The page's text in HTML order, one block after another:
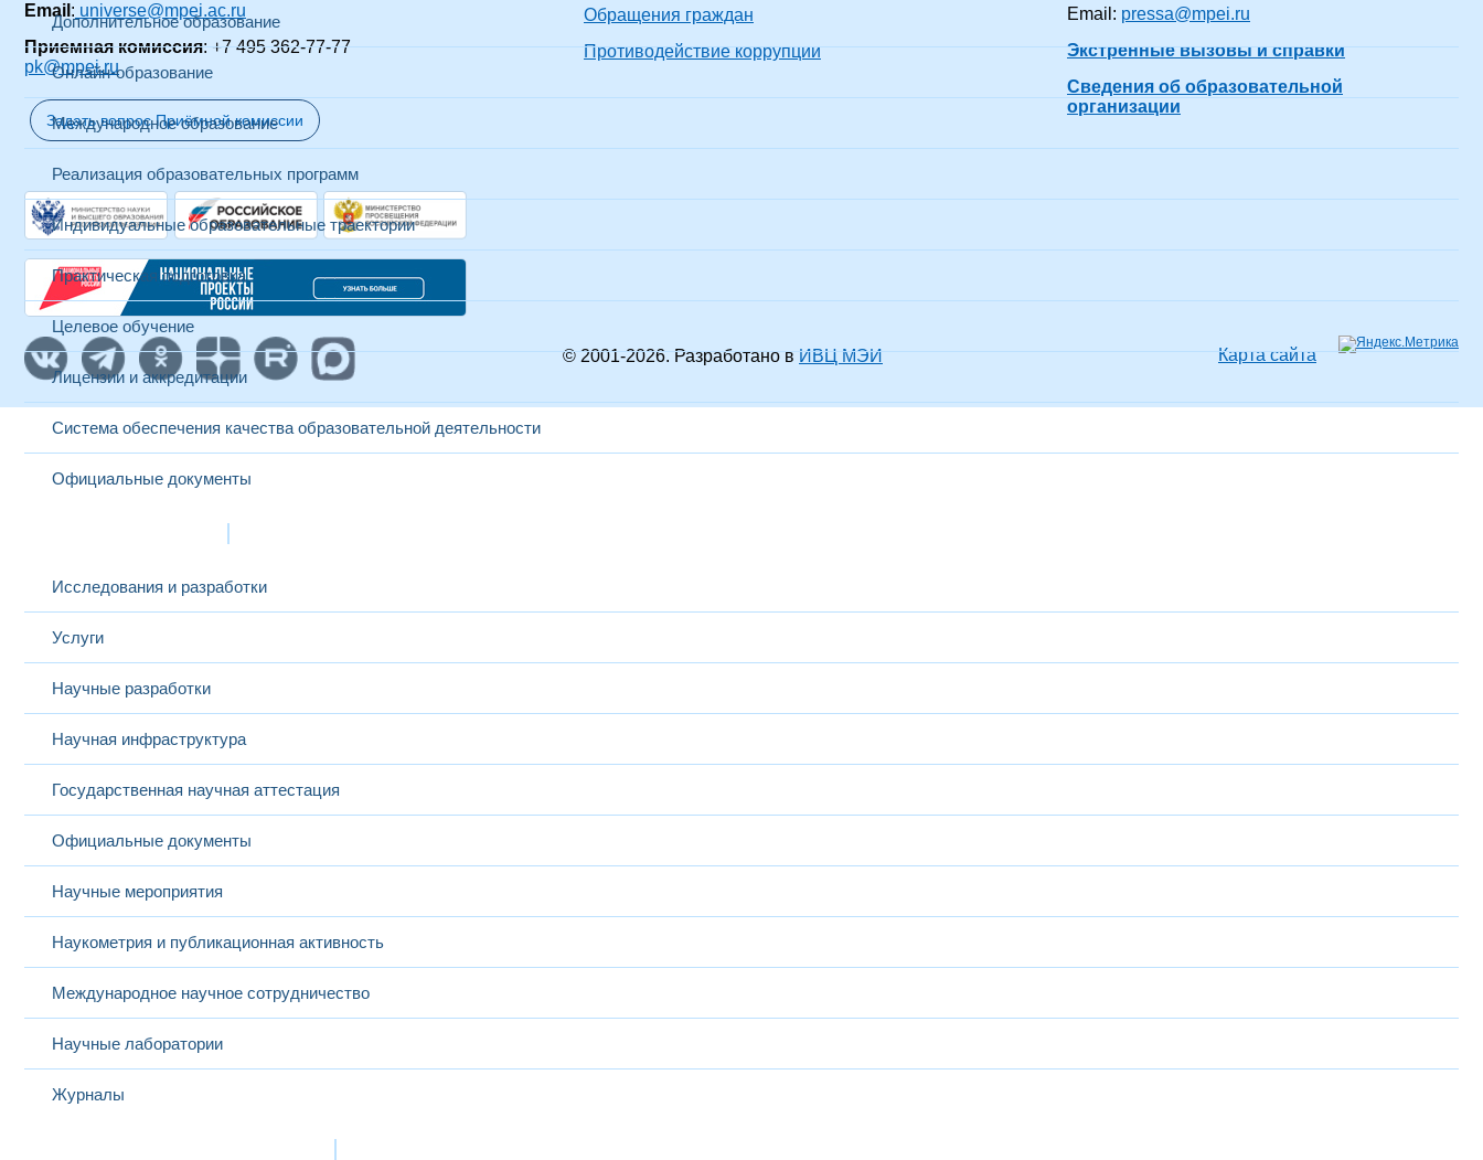
Дополнительное образование
Онлайн-образование
Международное образование
Реализация образовательных программ
Индивидуальные образовательные траектории
Практическая подготовка
Целевое обучение
Лицензии и аккредитации
Система обеспечения качества образовательной деятельности
Официальные документы
Исследования и разработки
Услуги
Научные разработки
Научная инфраструктура
Государственная научная аттестация
Официальные документы
Научные мероприятия
Наукометрия и публикационная активность
Международное научное сотрудничество
Научные лаборатории
Журналы
Email : universe@mpei.ac.ru
Приемная комиссия: +7 495 362-77-77
pk@mpei.ru
Задать вопрос Приёмной комиссии
Обращения граждан
Противодействие коррупции
Email: pressa@mpei.ru
Экстренные вызовы и справки
Сведения об образовательной
организации
© 2001-2026. Разработано вИВЦ МЭИ Карта сайта